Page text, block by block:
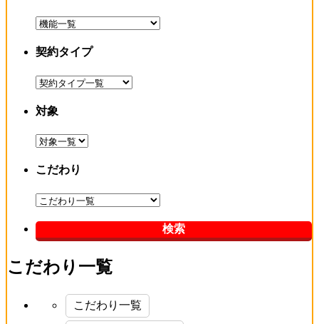
契約タイプ
対象
こだわり
こだわり一覧
こだわり一覧